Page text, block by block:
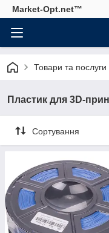
Market-Opt.net™
Товари та послуги
Пластик для 3D-
Сортування